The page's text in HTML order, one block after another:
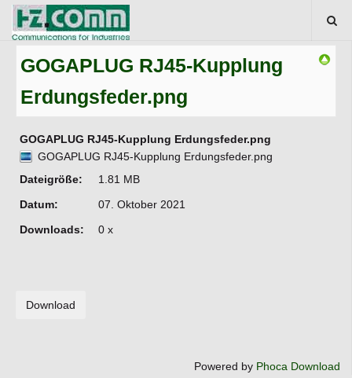
GOGAPLUG RJ45-Kupplung
Erdungsfeder.png
GOGAPLUG RJ45-Kupplung Erdungsfeder.png
GOGAPLUG RJ45-Kupplung Erdungsfeder.png
Dateigröße:
1.81 MB
Datum:
07. Oktober 2021
Downloads:
0 x
Powered by Phoca Download